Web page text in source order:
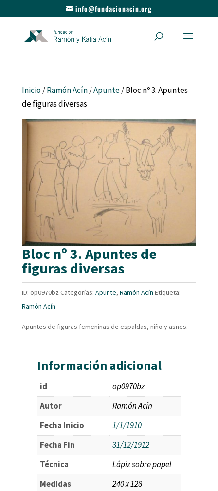
info@fundacionacin.org
Inicio/Ramón Acín/Apunte/ Bloc nº 3. Apuntes
de figuras diversas
Bloc nº 3. Apuntes de
figuras diversas
ID: op0970bz Categorías: Apunte, Ramón Acín Etiqueta:
Ramón Acín
Apuntes de figuras femeninas de espaldas, niño y asnos.
Información adicional
id
op0970bz
Autor
Ramón Acín
Fecha Inicio
1/1/1910
Fecha Fin
31/12/1912
Técnica
Lápiz sobre papel
Medidas
240 x 128